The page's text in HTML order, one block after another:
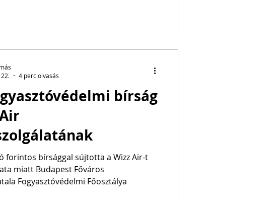
bírság
forintos bírsággal sújtotta a Wizz Air-t
miatt Budapest Főváros
Fogyasztóvédelmi Főosztálya
4 perc olvasás